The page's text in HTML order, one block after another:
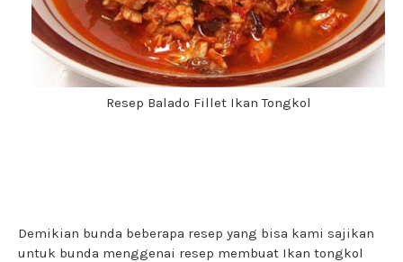
Resep Balado Fillet Ikan Tongkol
Demikian bunda beberapa resep yang bisa kami sajikan
untuk bunda menggenai resep membuat Ikan tongkol